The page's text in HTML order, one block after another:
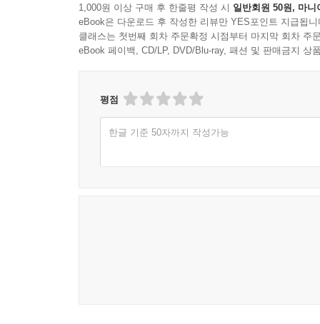
고민이 들어 있기 때문이지요.
동화가 끝난 후에는 ‘책방 강의’를 통해 꼭 알아야
☞ 이런 친구에게 추천합니다
1,000원 이상 구매 후 한줄평 작성 시 일반회원 50원, 마니
eBook은 다운로드 후 작성한 리뷰만 YES포인트 지급됩니
클래스는 첫번째 회차 주문확정 시점부터 마지막 회차 주
eBook 페이백, CD/LP, DVD/Blu-ray, 패션 및 판매금지 상
평점
한글 기준 50자까지 작성가능